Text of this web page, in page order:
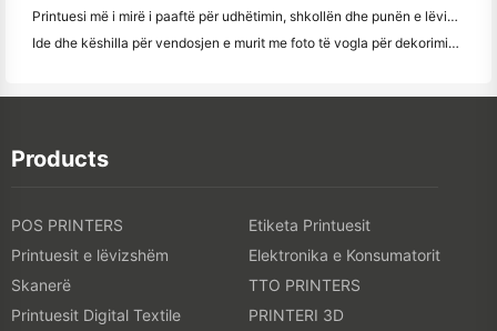
Printuesi më i mirë i paaftë për udhëtimin, shkollën dhe punën e lëvizshme: Hanin MT620 Pro Review
Ide dhe këshilla për vendosjen e murit me foto të vogla për dekorimin e dhomës së gjumit dhe konviktit
Products
POS PRINTERS
Etiketa Printuesit
Printuesit e lëvizshëm
Elektronika e Konsumatorit
Skanerë
TTO PRINTERS
Printuesit Digital Textile
PRINTERI 3D